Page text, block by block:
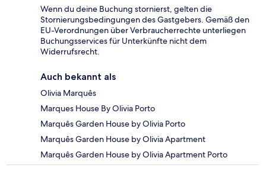
Wenn du deine Buchung stornierst, gelten die
Stornierungsbedingungen des Gastgebers. Gemäß den
EU-Verordnungen über Verbraucherrechte unterliegen
Buchungsservices für Unterkünfte nicht dem
Widerrufsrecht.
Auch bekannt als
Olivia Marquês
Marques House By Olivia Porto
Marquês Garden House by Olivia Porto
Marquês Garden House by Olivia Apartment
Marquês Garden House by Olivia Apartment Porto